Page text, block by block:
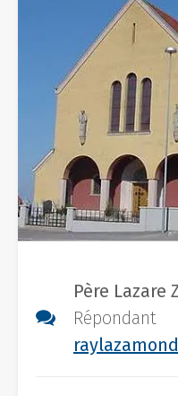
Père Lazare
Répondant